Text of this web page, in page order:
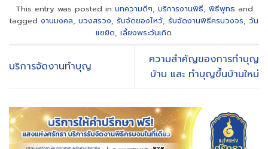
This entry was posted in บทความดีๆ, บริการงานพิธี, พิธีพุทธ and
tagged งานมงคล, บวงสรวง, รับจัดของไหว้, รับจัดงานพิธีครบวงจร, วัน
แซยิด, เลี้ยงพระวันเกิด.
บริการจัดงานทำบุญ
ความสำคัญของการทำบุญ
บ้าน และ ทำบุญขึ้นบ้านใหม่